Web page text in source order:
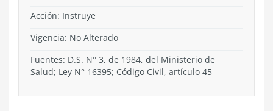
Acción: Instruye
Vigencia: No Alterado
Fuentes: D.S. N° 3, de 1984, del Ministerio de
Salud; Ley N° 16395; Código Civil, artículo 45